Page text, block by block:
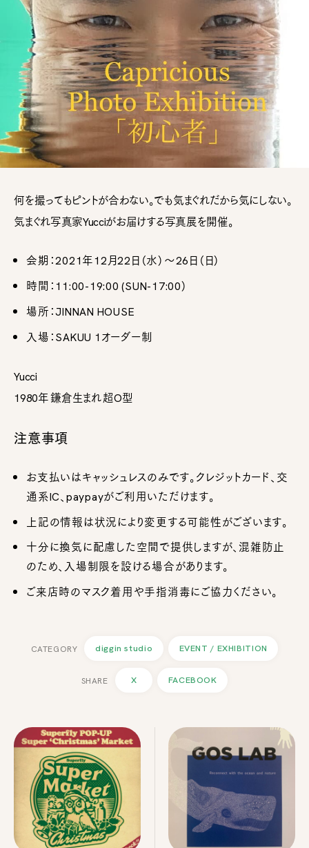
何を撮ってもピントが合わない。でも気まぐれだから気にしない。
気まぐれ写真家Yucciがお届けする写真展を開催。
会期：2021年12月22日（水）～26日（日）
時間：11:00-19:00 (SUN-17:00）
場所：JINNAN HOUSE
入場：SAKUU 1オーダー制
Yucci
1980年 鎌倉生まれ 超O型
注意事項
お支払いはキャッシュレスのみです。クレジットカード、交
通系IC、paypayがご利用いただけます。
上記の情報は状況により変更する可能性がございます。
十分に換気に配慮した空間で提供しますが、混雑防止
のため、入場制限を設ける場合があります。
ご来店時のマスク着用や手指消毒にご協力ください。
diggin studio EVENT / EXHIBITION
X FACEBOOK